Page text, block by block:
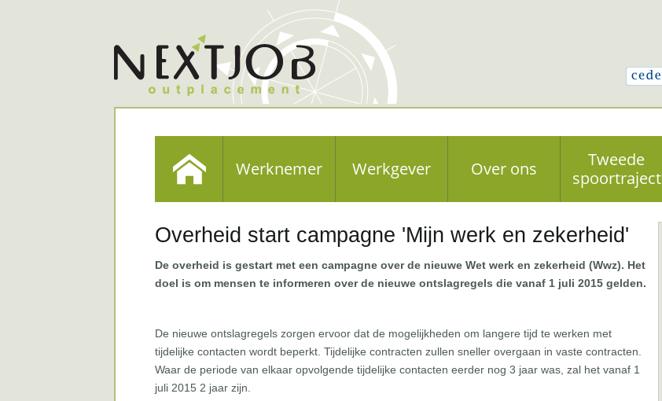
Werknemer Werkgever Over ons
Tweede
spoortraject
Overheid start campagne 'Mijn werk en zekerheid'
De overheid is gestart met een campagne over de nieuwe Wet werk en zekerheid (Wwz). Het
doel is om mensen te informeren over de nieuwe ontslagregels die vanaf 1 juli 2015 gelden.
De nieuwe ontslagregels zorgen ervoor dat de mogelijkheden om langere tijd te werken met
tijdelijke contacten wordt beperkt. Tijdelijke contracten zullen sneller overgaan in vaste contracten.
Waar de periode van elkaar opvolgende tijdelijke contacten eerder nog 3 jaar was, zal het vanaf 1
juli 2015 2 jaar zijn.